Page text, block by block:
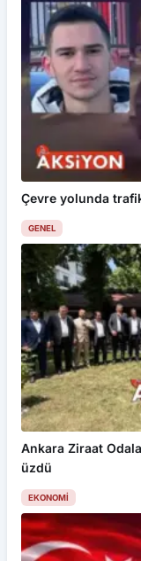
Çevre yolunda
GENEL
Ankara Ziraat
üzdü
EKONOMI